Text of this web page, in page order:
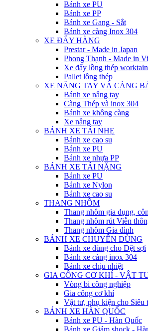
Bánh xe PU
Bánh xe PP
Bánh xe Gang - Sắt
Bánh xe càng Inox 304
XE ĐẨY HÀNG
Prestar - Made in Japan
Phong Thạnh - Made in
Xe đẩy lồng thép
Pallet lồng thép
XE NÂNG TAY VÀ CÀNG
Bánh xe nâng tay
Càng Thép và inox 304
Bánh xe không càng
Xe nâng tay
BÁNH XE TẢI NHẸ
Bánh xe cao su
Bánh xe PU
Bánh xe nhựa PP
BÁNH XE TẢI NẶNG
Bánh xe PU
Bánh xe Nylon
Bánh xe cao su
THANG NHÔM
Thang nhôm gia dụng,
Thang nhôm rút Viễn
Thang nhôm Gia đình
BÁNH XE CHUYÊN DÙNG
Bánh xe dùng cho Dệt sợi
Bánh xe càng inox 304
Bánh xe chịu nhiệt
GIA CÔNG CƠ KHÍ - VẬT
Vòng bi công nghiệp
Gia công cơ khí
Vật tư, phụ kiện cho Siêu
BÁNH XE HÀN QUỐC
Bánh xe PU - Hàn Quốc